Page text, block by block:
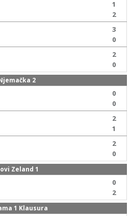
1
2
3
0
2
0
2
0
0
2
1
2
0
Zeland 1
0
2
1 Klausura